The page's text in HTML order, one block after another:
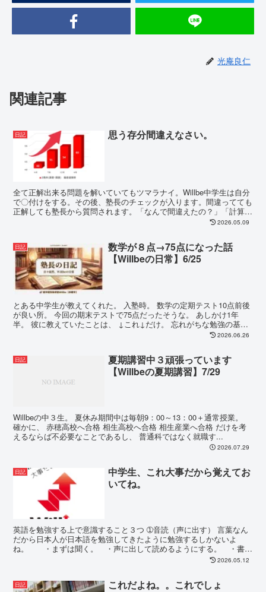
光庵良仁
関連記事
日記 思う存分間違えなさい。
全て正解出来る問題を解いていてもツマラナイ。Willbe中学生は自分
で〇付けをする。その後、塾長のチェックが入ります。間違ってても
正解しても塾長から質問されます。「なんで間違えたの？」「計算ミ
2026.05.09
日記
数学が８点→75点になった話
【Willbeの日常】6/25
とある中学生が教えてくれた。 入塾時。 数学の定期テスト10点前後
が良い所。 今回の期末テストで75点だったそうな。 あしかけ1年
半。 彼に教えていたことは、 ↓これ↓だけ。 忘れがちな勉強の基
2026.06.26
日記
夏期講習中３頑張っています
【Willbeの夏期講習】7/29
Willbeの中３生。 夏休み期間中は毎朝9：00～13：00＋通常授業。
確かに、 赤穂高校へ合格 相生高校へ合格 相生産業へ合格 だけを考
えるならば不必要なことであるし、 普通科ではなく就職す...
2026.07.29
日記
中学生、これ大事だから覚えてお
いてね。
英語を勉強する上で意識すること３つ ➀音読（声に出す） 言葉なん
だから日本人が日本語を勉強してきたように勉強するしかないよ
ね。 ・まずは聞く。 ・声に出して読めるようにする。 ・書け
2026.05.12
日記 これだよね。。これでしょ